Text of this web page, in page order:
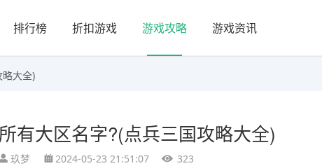
排行榜 折扣游戏 游戏攻略 游戏资讯
大全)
有大区名字?(点兵三国攻略大全)
玖梦 2024-05-23 21:51:07 323